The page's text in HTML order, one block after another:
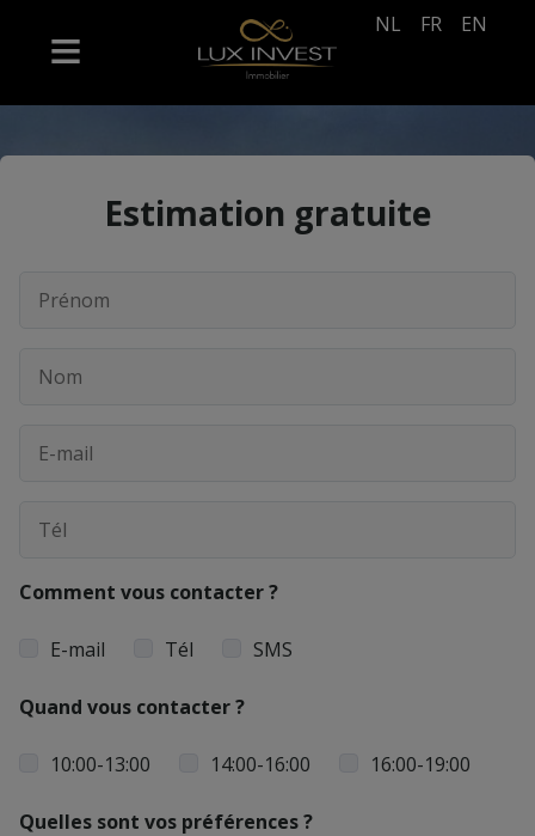
NL FR EN
Estimation gratuite
Comment vous contacter ?
E-mail Tél SMS
Quand vous contacter ?
10:00-13:00 14:00-16:00 16:00-19:00
Quelles sont vos préférences ?